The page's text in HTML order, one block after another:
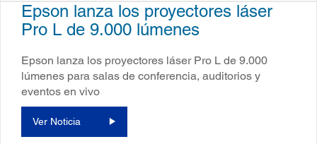
Epson lanza los proyectores láser
Pro L de 9.000 lúmenes
Epson lanza los proyectores láser Pro L de 9.000
lúmenes para salas de conferencia, auditorios y
eventos en vivo
Ver Noticia